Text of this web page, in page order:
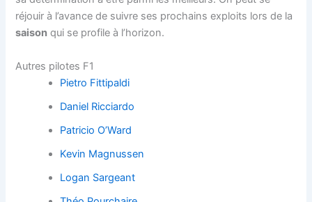
réjouir à l’avance de suivre ses prochains exploits lors de la
saison qui se profile à l’horizon.
Autres pilotes F1
Pietro Fittipaldi
Daniel Ricciardo
Patricio O’Ward
Kevin Magnussen
Logan Sargeant